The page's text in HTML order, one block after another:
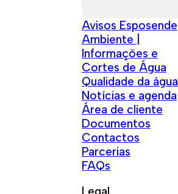
Avisos Esposende
Ambiente |
Informações e
Cortes de Água
Qualidade da água
Notícias e agenda
Área de cliente
Documentos
Contactos
Parcerias
FAQs